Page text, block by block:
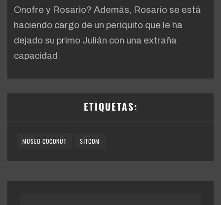
Onofre y Rosario? Además, Rosario se está
haciendo cargo de un periquito que le ha
dejado su primo Julián con una extraña
capacidad.
ETIQUETAS:
MUSEO COCONUT SITCOM